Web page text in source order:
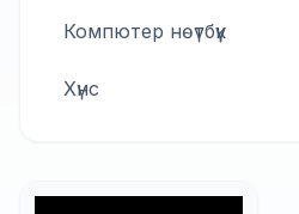
Компютер нөүтбүүк
Хүнс